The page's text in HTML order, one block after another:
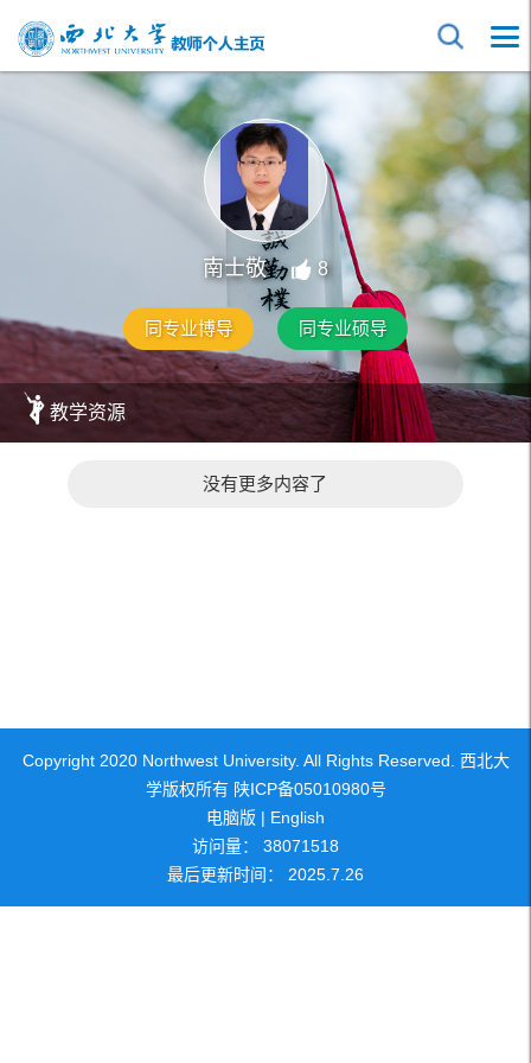
南士敬 8
同专业博导 同专业硕导
教学资源
没有更多内容了
Copyright 2020 Northwest University. All Rights Reserved. 西北大
学版权所有 陕ICP备05010980号
电脑版 | English
访问量： 38071518
最后更新时间： 2025 7 26